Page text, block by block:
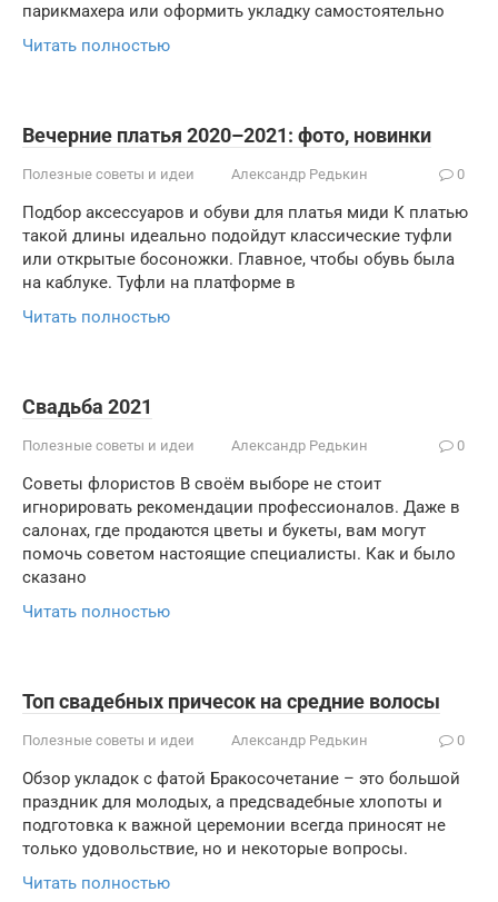
парикмахера или оформить укладку самостоятельно
Читать полностью
Вечерние платья 2020–2021: фото, новинки
Полезные советы и идеи Александр Редькин 0
Подбор аксессуаров и обуви для платья миди К платью
такой длины идеально подойдут классические туфли
или открытые босоножки. Главное, чтобы обувь была
на каблуке. Туфли на платформе в
Читать полностью
Свадьба 2021
Полезные советы и идеи Александр Редькин 0
Советы флористов В своём выборе не стоит
игнорировать рекомендации профессионалов. Даже в
салонах, где продаются цветы и букеты, вам могут
помочь советом настоящие специалисты. Как и было
сказано
Читать полностью
Топ свадебных причесок на средние волосы
Полезные советы и идеи Александр Редькин 0
Обзор укладок с фатой Бракосочетание – это большой
праздник для молодых, а предсвадебные хлопоты и
подготовка к важной церемонии всегда приносят не
только удовольствие, но и некоторые вопросы.
Читать полностью